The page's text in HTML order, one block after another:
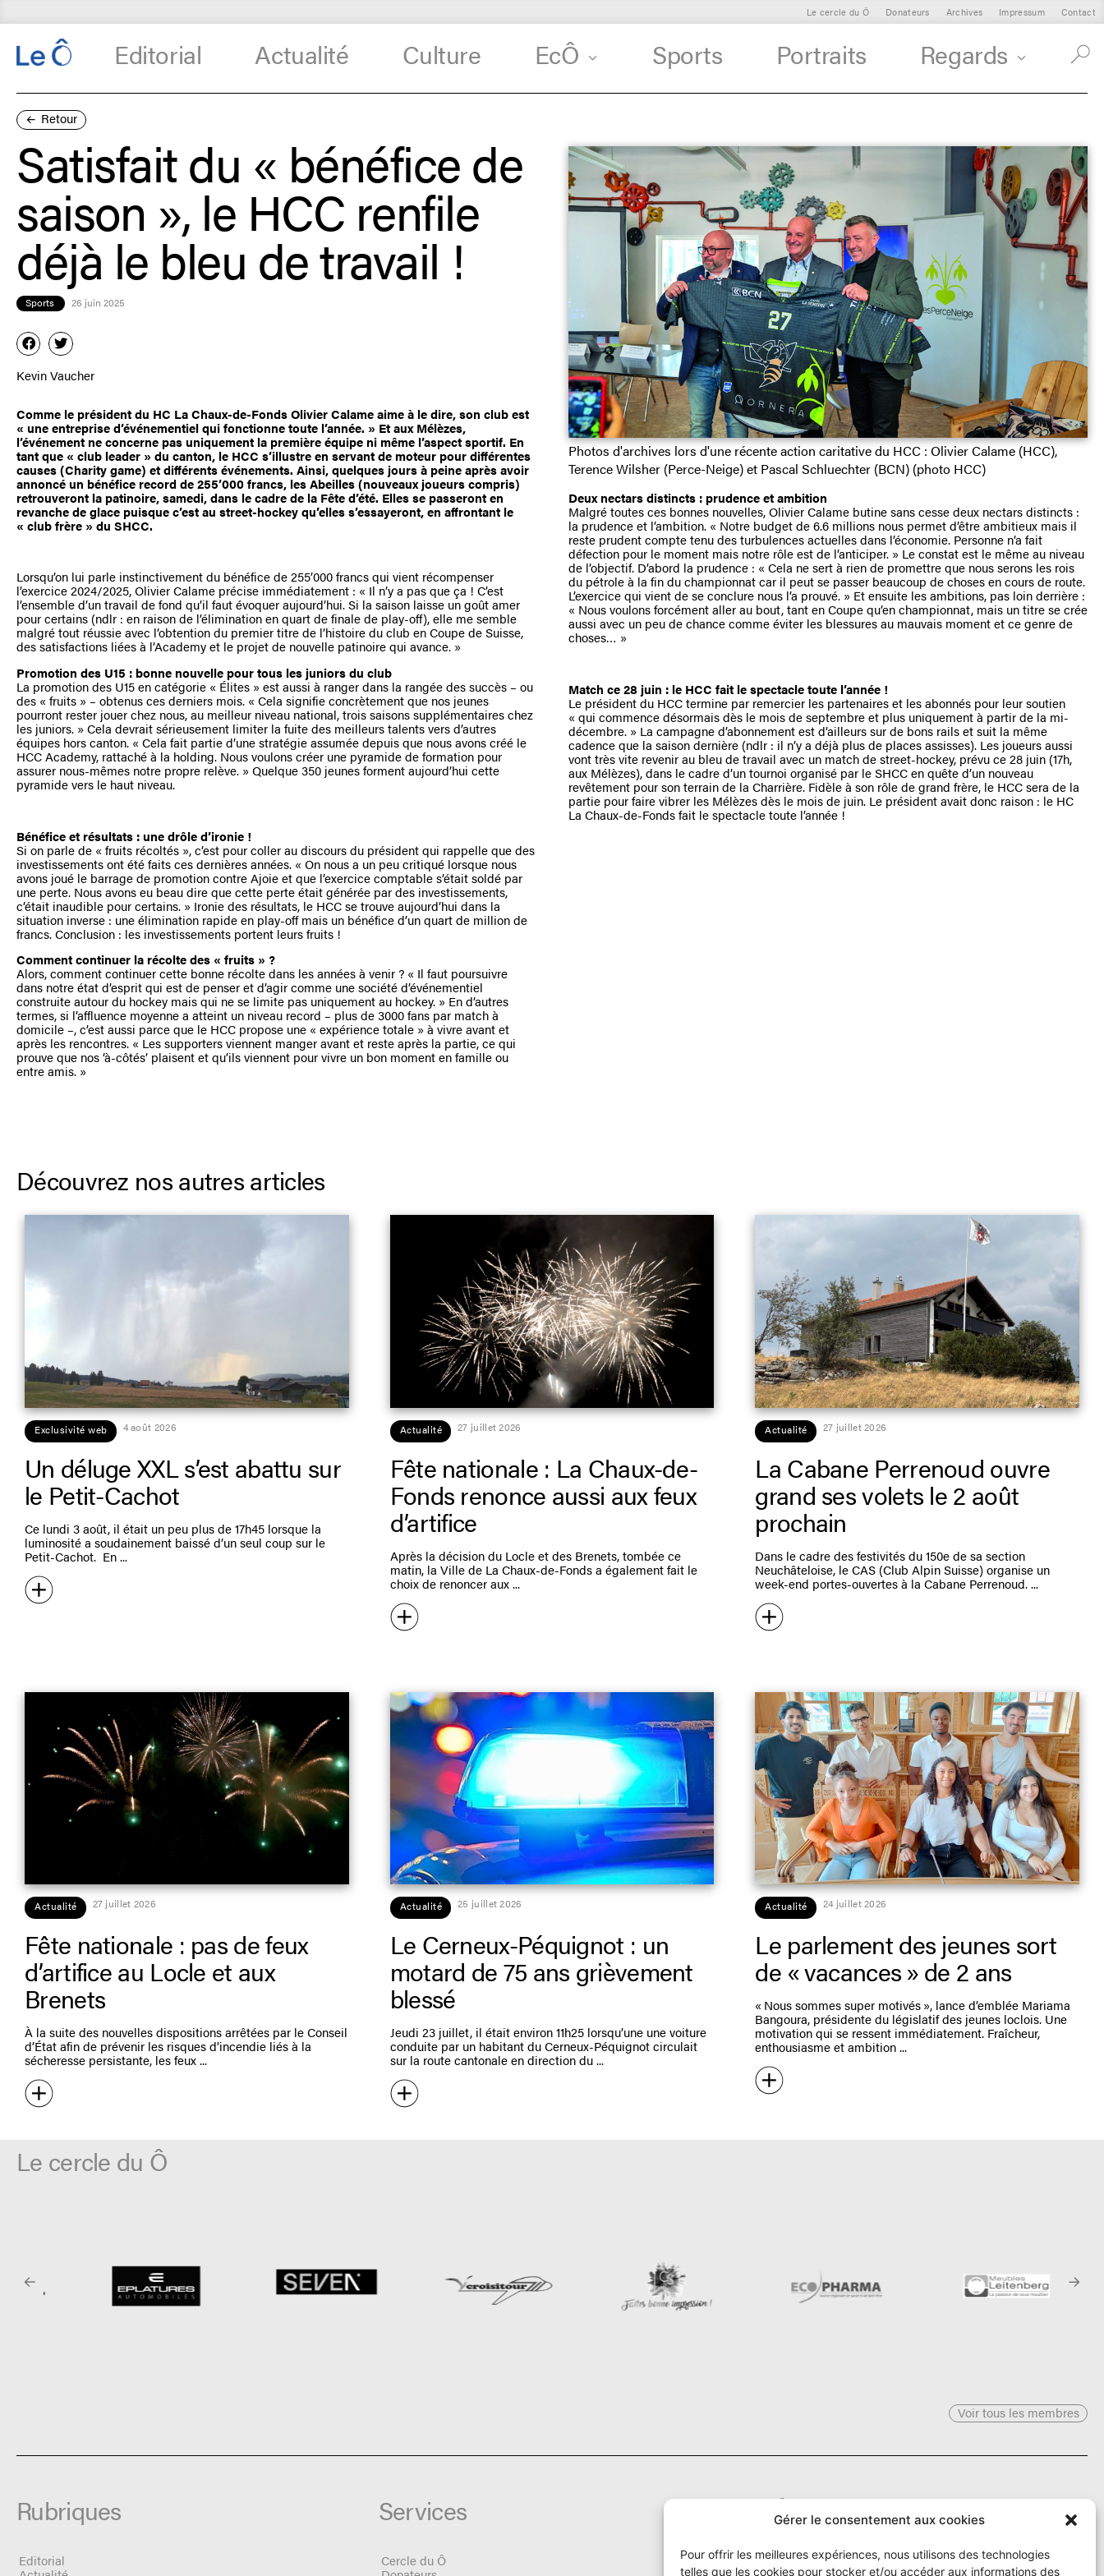
Gérer le consentement aux cookies
Pour offrir les meilleures expériences, nous utilisons des technologies
telles que les cookies pour stocker et/ou accéder aux informations des
Le cercle du Ô Donateurs Archives Impressum Contact
Editorial Actualité Culture EcÔ Sports Portraits Regards
Retour
Satisfait du « bénéfice de
saison », le HCC renfile
déjà le bleu de travail !
Sports 26 juin 2025
Kevin Vaucher
Comme le président du HC La Chaux-de-Fonds Olivier Calame aime à le dire, son club est
« une entreprise d’événementiel qui fonctionne toute l’année. » Et aux Mélèzes,
l’événement ne concerne pas uniquement la première équipe ni même l’aspect sportif. En
tant que « club leader » du canton, le HCC s’illustre en servant de moteur pour différentes
causes (Charity game) et différents événements. Ainsi, quelques jours à peine après avoir
annoncé un bénéfice record de 255’000 francs, les Abeilles (nouveaux joueurs compris)
retrouveront la patinoire, samedi, dans le cadre de la Fête d’été. Elles se passeront en
revanche de glace puisque c’est au street-hockey qu’elles s’essayeront, en affrontant le
« club frère » du SHCC.
Lorsqu’on lui parle instinctivement du bénéfice de 255’000 francs qui vient récompenser
l’exercice 2024/2025, Olivier Calame précise immédiatement : « Il n’y a pas que ça ! C’est
l’ensemble d’un travail de fond qu’il faut évoquer aujourd’hui. Si la saison laisse un goût amer
pour certains (ndlr : en raison de l’élimination en quart de finale de play-off), elle me semble
malgré tout réussie avec l’obtention du premier titre de l’histoire du club en Coupe de Suisse,
des satisfactions liées à l’Academy et le projet de nouvelle patinoire qui avance. »
Promotion des U15 : bonne nouvelle pour tous les juniors du club
La promotion des U15 en catégorie « Élites » est aussi à ranger dans la rangée des succès – ou
des « fruits » – obtenus ces derniers mois. « Cela signifie concrètement que nos jeunes
pourront rester jouer chez nous, au meilleur niveau national, trois saisons supplémentaires chez
les juniors. » Cela devrait sérieusement limiter la fuite des meilleurs talents vers d’autres
équipes hors canton. « Cela fait partie d’une stratégie assumée depuis que nous avons créé le
HCC Academy, rattaché à la holding. Nous voulons créer une pyramide de formation pour
assurer nous-mêmes notre propre relève. » Quelque 350 jeunes forment aujourd’hui cette
pyramide vers le haut niveau.
Bénéfice et résultats : une drôle d’ironie !
Si on parle de « fruits récoltés », c’est pour coller au discours du président qui rappelle que des
investissements ont été faits ces dernières années. « On nous a un peu critiqué lorsque nous
avons joué le barrage de promotion contre Ajoie et que l’exercice comptable s’était soldé par
une perte. Nous avons eu beau dire que cette perte était générée par des investissements,
c’était inaudible pour certains. » Ironie des résultats, le HCC se trouve aujourd’hui dans la
situation inverse : une élimination rapide en play-off mais un bénéfice d’un quart de million de
francs. Conclusion : les investissements portent leurs fruits !
Comment continuer la récolte des « fruits » ?
Alors, comment continuer cette bonne récolte dans les années à venir ? « Il faut poursuivre
dans notre état d’esprit qui est de penser et d’agir comme une société d’événementiel
construite autour du hockey mais qui ne se limite pas uniquement au hockey. » En d’autres
termes, si l’affluence moyenne a atteint un niveau record – plus de 3000 fans par match à
domicile –, c’est aussi parce que le HCC propose une « expérience totale » à vivre avant et
après les rencontres. « Les supporters viennent manger avant et reste après la partie, ce qui
prouve que nos ‘à-côtés’ plaisent et qu’ils viennent pour vivre un bon moment en famille ou
entre amis. »
Photos d'archives lors d'une récente action caritative du HCC : Olivier Calame (HCC),
Terence Wilsher (Perce-Neige) et Pascal Schluechter (BCN) (photo HCC)
Deux nectars distincts : prudence et ambition
Malgré toutes ces bonnes nouvelles, Olivier Calame butine sans cesse deux nectars distincts :
la prudence et l’ambition. « Notre budget de 6.6 millions nous permet d’être ambitieux mais il
reste prudent compte tenu des turbulences actuelles dans l’économie. Personne n’a fait
défection pour le moment mais notre rôle est de l’anticiper. » Le constat est le même au niveau
de l’objectif. D’abord la prudence : « Cela ne sert à rien de promettre que nous serons les rois
du pétrole à la fin du championnat car il peut se passer beaucoup de choses en cours de route.
L’exercice qui vient de se conclure nous l’a prouvé. » Et ensuite les ambitions, pas loin derrière :
« Nous voulons forcément aller au bout, tant en Coupe qu’en championnat, mais un titre se crée
aussi avec un peu de chance comme éviter les blessures au mauvais moment et ce genre de
choses… »
Match ce 28 juin : le HCC fait le spectacle toute l’année !
Le président du HCC termine par remercier les partenaires et les abonnés pour leur soutien
« qui commence désormais dès le mois de septembre et plus uniquement à partir de la mi-
décembre. » La campagne d’abonnement est d’ailleurs sur de bons rails et suit la même
cadence que la saison dernière (ndlr : il n’y a déjà plus de places assisses). Les joueurs aussi
vont très vite revenir au bleu de travail avec un match de street-hockey, prévu ce 28 juin (17h,
aux Mélèzes), dans le cadre d’un tournoi organisé par le SHCC en quête d’un nouveau
revêtement pour son terrain de la Charrière. Fidèle à son rôle de grand frère, le HCC sera de la
partie pour faire vibrer les Mélèzes dès le mois de juin. Le président avait donc raison : le HC
La Chaux-de-Fonds fait le spectacle toute l’année !
Découvrez nos autres articles
Exclusivité web 4 août 2026
Un déluge XXL s’est abattu sur
le Petit-Cachot
Ce lundi 3 août, il était un peu plus de 17h45 lorsque la
luminosité a soudainement baissé d’un seul coup sur le
Petit-Cachot. En
Actualité 27 juillet 2026
Fête nationale : La Chaux-de-
Fonds renonce aussi aux feux
d’artifice
Après la décision du Locle et des Brenets, tombée ce
matin, la Ville de La Chaux-de-Fonds a également fait le
choix de renoncer aux
Actualité 27 juillet 2026
La Cabane Perrenoud ouvre
grand ses volets le 2 août
prochain
Dans le cadre des festivités du 150e de sa section
Neuchâteloise, le CAS (Club Alpin Suisse) organise un
week-end portes-ouvertes à la Cabane Perrenoud.
Actualité 27 juillet 2026
Fête nationale : pas de feux
d’artifice au Locle et aux
Brenets
À la suite des nouvelles dispositions arrêtées par le Conseil
d’État afin de prévenir les risques d’incendie liés à la
sécheresse persistante, les feux
Actualité 25 juillet 2026
Le Cerneux-Péquignot : un
motard de 75 ans grièvement
blessé
Jeudi 23 juillet, il était environ 11h25 lorsqu’une une voiture
conduite par un habitant du Cerneux-Péquignot circulait
sur la route cantonale en direction du
Actualité 24 juillet 2026
Le parlement des jeunes sort
de « vacances » de 2 ans
« Nous sommes super motivés », lance d’emblée Mariama
Bangoura, présidente du législatif des jeunes loclois. Une
motivation qui se ressent immédiatement. Fraîcheur,
enthousiasme et ambition
Le cercle du Ô
Voir tous les membres
Rubriques
Editorial
Services
Cercle du Ô
Le Ô
Rue Numa-Droz 150